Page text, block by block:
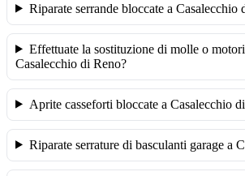
Riparate serrande bloccate a Casalecchio
Effettuate la sostituzione di molle o motori
Casalecchio di Reno?
Aprite casseforti bloccate a Casalecchio
Riparate serrature di basculanti garage a